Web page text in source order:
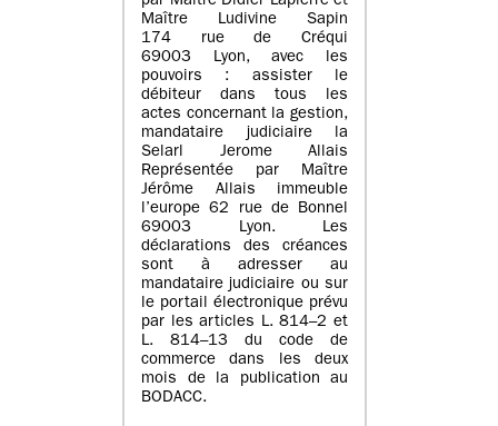
Maître Ludivine Sapin
174 rue de Créqui
69003 Lyon, avec les
pouvoirs : assister le
débiteur dans tous les
actes concernant la gestion,
mandataire judiciaire la
Selarl Jerome Allais
Représentée par Maître
Jérôme Allais immeuble
l’europe 62 rue de Bonnel
69003 Lyon. Les
déclarations des créances
sont à adresser au
mandataire judiciaire ou sur
le portail électronique prévu
par les articles L. 814–2 et
L. 814–13 du code de
commerce dans les deux
mois de la publication au
BODACC.